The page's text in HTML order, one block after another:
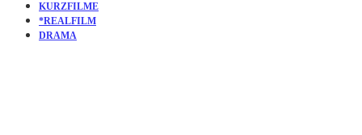
KURZFILME
*REALFILM
DRAMA